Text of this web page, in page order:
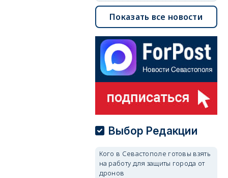
Показать все новости
Выбор Редакции
Кого в Севастополе готовы взять
на работу для защиты города от
дронов